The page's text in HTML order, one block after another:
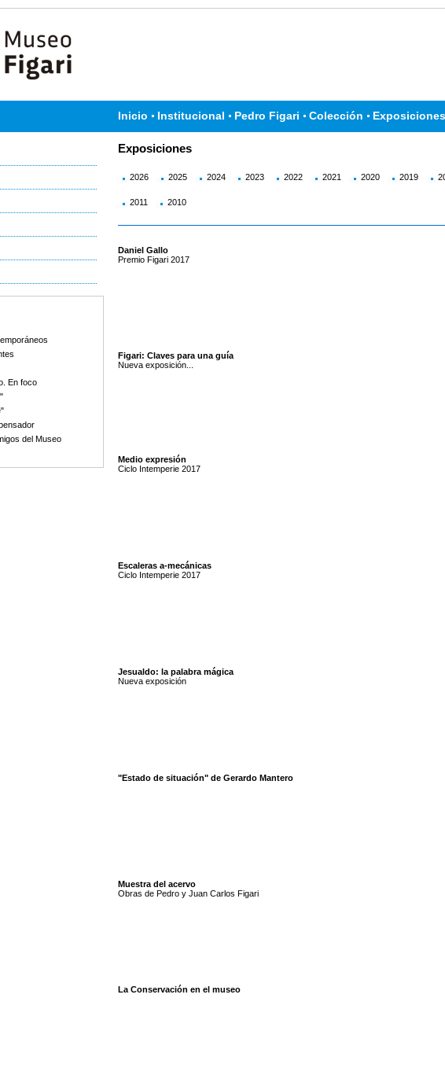
Inicio Institucional Pedro Figari Colección Exposiciones
En foco
del Museo
Exposiciones
2026 2025 2024 2023 2022 2021 2020 2019
2011 2010
Daniel Gallo
Premio Figari 2017
Figari: Claves para una guía
Nueva exposición...
Medio expresión
Ciclo Intemperie 2017
Escaleras a-mecánicas
Ciclo Intemperie 2017
Jesualdo: la palabra mágica
Nueva exposición
"Estado de situación" de Gerardo Mantero
Muestra del acervo
Obras de Pedro y Juan Carlos Figari
La Conservación en el museo